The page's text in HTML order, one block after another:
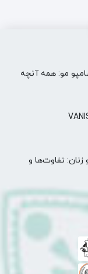
مو: همه آنچه
زنان: تفاوت‌ها و